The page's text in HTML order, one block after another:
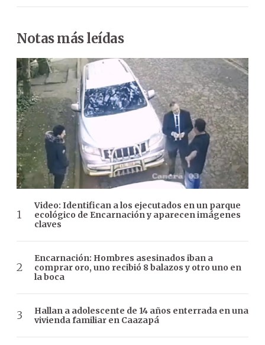
Notas más leídas
Video: Identifican a los ejecutados en un parque
ecológico de Encarnación y aparecen imágenes
claves
Encarnación: Hombres asesinados iban a
comprar oro, uno recibió 8 balazos y otro uno en
la boca
Hallan a adolescente de 14 años enterrada en una
vivienda familiar en Caazapá